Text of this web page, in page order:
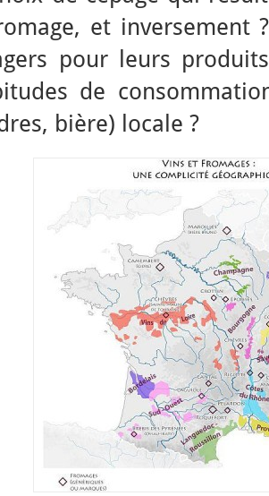
et inversement
pour leurs
de
bière) locale ?